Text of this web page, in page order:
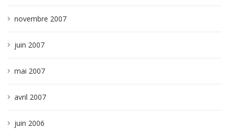
novembre 2007
juin 2007
mai 2007
avril 2007
juin 2006